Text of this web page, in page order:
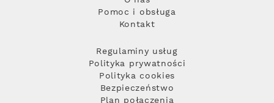
Pomoc i obsługa
Kontakt
Regulaminy usług
Polityka prywatności
Polityka cookies
Bezpieczeństwo
Plan połączenia